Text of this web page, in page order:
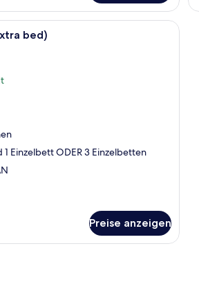
einem gemusterten Überwurf, einem
Ein Hotelzimmer mit einem
bed)
Einzelbett ODER 3 Einzelbetten
Preise anzeigen